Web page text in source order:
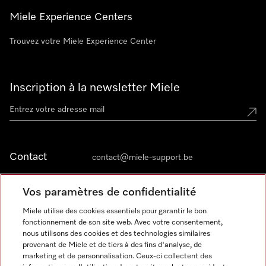
Miele Experience Centers
Trouvez votre Miele Experience Center
Inscription à la newsletter Miele
Contact contact@miele-support.be
Langue
FRANÇAIS
Vos paramètres de confidentialité
Miele utilise des cookies essentiels pour garantir le bon
fonctionnement de son site web. Avec votre consentement,
nous utilisons des cookies et des technologies similaires
provenant de Miele et de tiers à des fins d'analyse, de
marketing et de personnalisation. Ceux-ci collectent des